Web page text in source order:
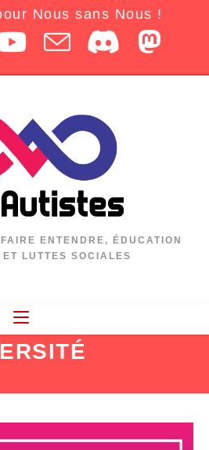
Nous sans Nous !
ENTENDRE, ÉDUCATION
ET LUTTES SOCIALES